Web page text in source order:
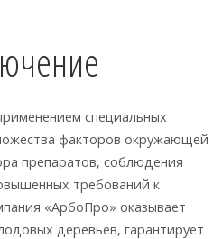
специальных
факторов окружающей
препаратов, соблюдения
требований к
«АрбоПро» оказывает
деревьев, гарантирует